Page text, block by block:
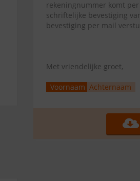
rekeningnummer komt
schriftelijke bevestiging
bevestiging per mail
Met vriendelijke groet,
Voornaam Achternaam